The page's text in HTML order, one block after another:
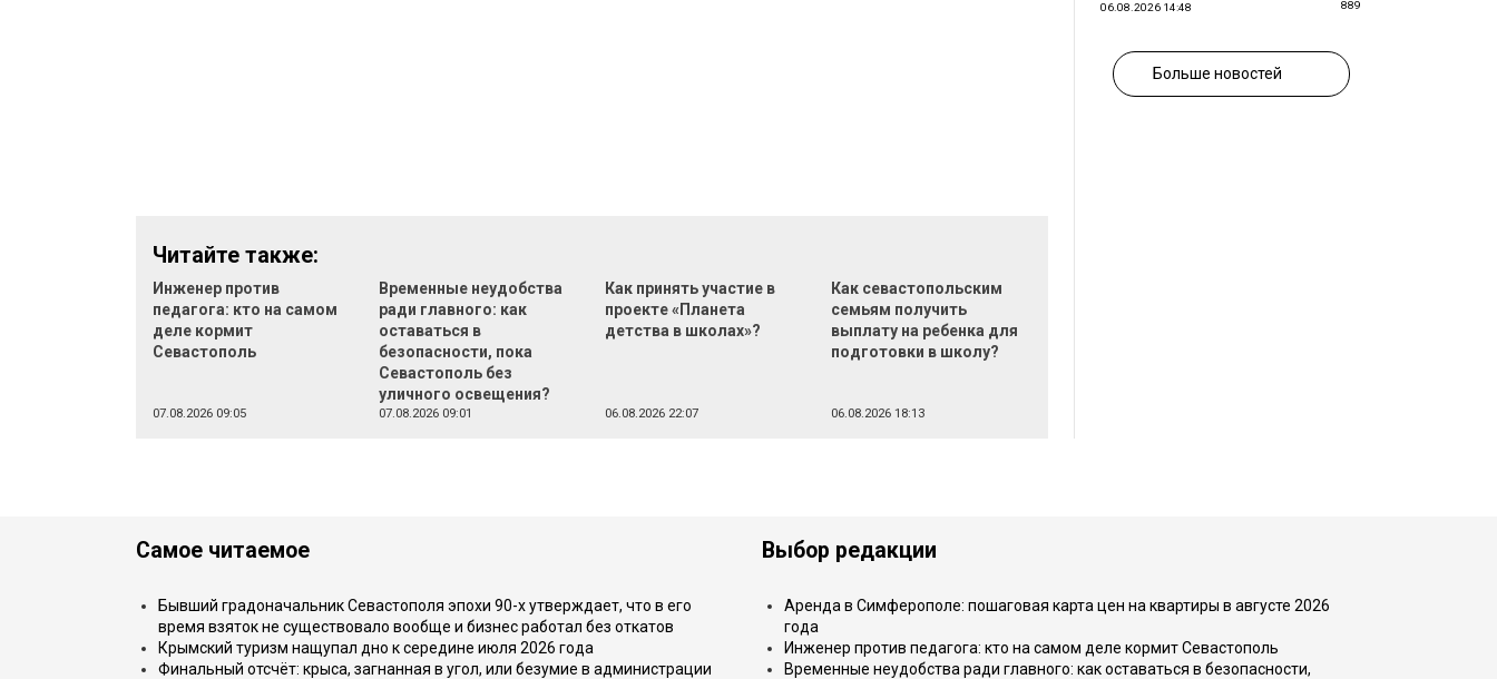
Читайте также:
Инженер против
педагога: кто на самом
деле кормит
Севастополь
07.08.2026 09:05
Временные неудобства
ради главного: как
оставаться в
безопасности, пока
Севастополь без
уличного освещения?
07.08.2026 09:01
Как принять участие в
проекте «Планета
детства в школах»?
06.08.2026 22:07
Как севастопольским
семьям получить
выплату на ребенка для
подготовки в школу?
06.08.2026 18:13
06.08.2026 14:48 889
Больше новостей
Самое читаемое
Бывший градоначальник Севастополя эпохи 90-х утверждает, что в его
время взяток не существовало вообще и бизнес работал без откатов
Крымский туризм нащупал дно к середине июля 2026 года
Финальный отсчёт: крыса, загнанная в угол, или безумие в администрации
Выбор редакции
Аренда в Симферополе: пошаговая карта цен на квартиры в августе 2026
года
Инженер против педагога: кто на самом деле кормит Севастополь
Временные неудобства ради главного: как оставаться в безопасности,